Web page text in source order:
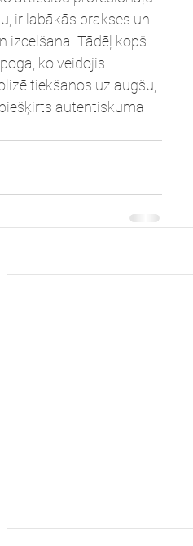
ir labākās prakses un
izcelšana. Tādēļ kopš
ko veidojis
tiekšanos uz augšu,
autentiskuma